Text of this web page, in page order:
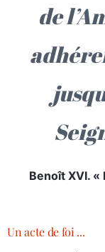
de
Benoît XVI. «
Un acte de foi ...